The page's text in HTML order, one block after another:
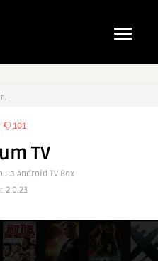
101
TV
на Android TV Box
2.0.23